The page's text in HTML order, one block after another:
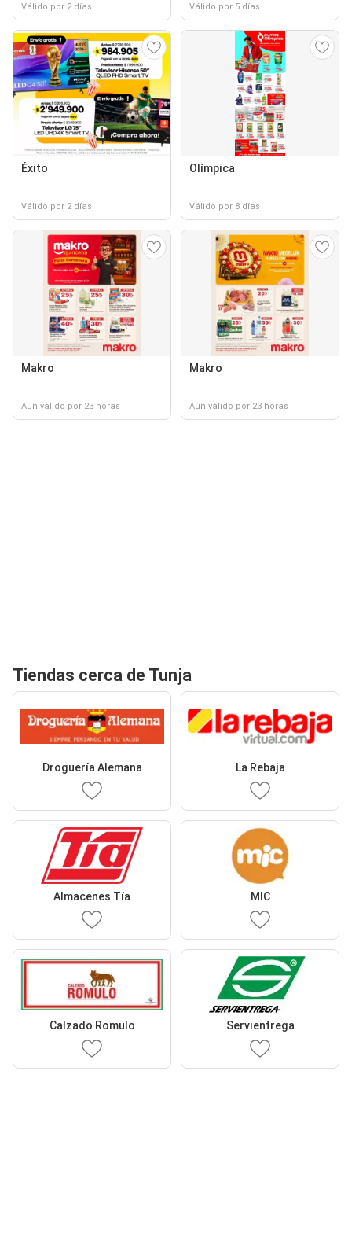
Válido por 2 días Válido por 5 días
Éxito
Válido por 2 días
Olímpica
Válido por 8 días
Makro
Aún válido por 23 horas
Makro
Aún válido por 23 horas
Tiendas cerca de Tunja
Droguería Alemana La Rebaja
Almacenes Tía MIC
Calzado Romulo Servientrega